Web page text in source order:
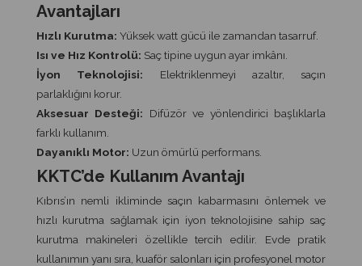
Avantajları
Hızlı Kurutma: Yüksek watt gücü ile zamandan tasarruf.
Isı ve Hız Kontrolü: Saç tipine uygun ayar imkânı.
İyon Teknolojisi: Elektriklenmeyi azaltır, saçın
parlaklığını korur.
Aksesuar Desteği: Difüzör ve yönlendirici başlıklarla
farklı kullanım.
Dayanıklı Motor: Uzun ömürlü performans.
KKTC’de Kullanım Avantajı
Kıbrıs’ın nemli ikliminde saçın kabarmasını önlemek ve
hızlı kurutma sağlamak için iyon teknolojisine sahip saç
kurutma makineleri özellikle tercih edilir. Evde pratik
kullanımın yanı sıra, kuaför salonları için profesyonel motor